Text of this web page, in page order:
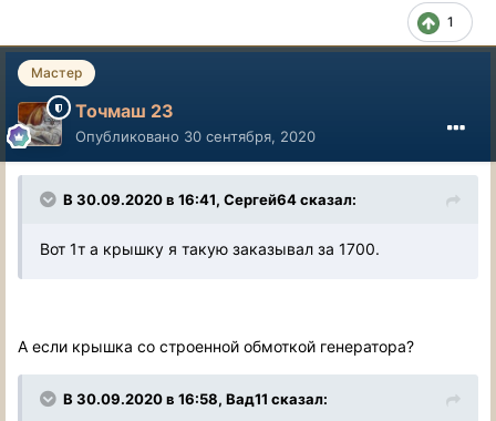
1
Мастер
Точмаш 23
Опубликовано 30 сентября, 2020
В 30.09.2020 в 16:41, Сергей64 сказал:
Вот 1т а крышку я такую заказывал за 1700.
А если крышка со строенной обмоткой генератора?
В 30.09.2020 в 16:58, Вад11 сказал: